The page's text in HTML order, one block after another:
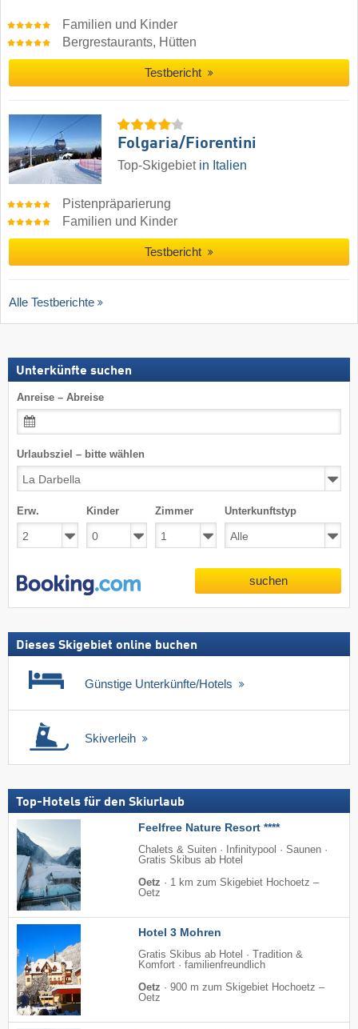
Familien und Kinder
Bergrestaurants, Hütten
Testbericht
Folgaria/​Fiorentini
Top-Skigebiet in Italien
Pistenpräparierung
Familien und Kinder
Testbericht
Alle Testberichte
Unterkünfte suchen
Anreise – Abreise
Urlaubsziel – bitte wählen
Erw. Kinder Zimmer Unterkunftstyp
suchen
Dieses Skigebiet online buchen
Günstige Unterkünfte/Hotels
Skiverleih
Top-Hotels für den Skiurlaub
Feelfree Nature Resort ****
Chalets & Suiten · Infinitypool · Saunen ·
Gratis Skibus ab Hotel
Oetz · 1 km zum Skigebiet Hochoetz –
Oetz
Hotel 3 Mohren
Gratis Skibus ab Hotel · Tradition &
Komfort · familienfreundlich
Oetz · 900 m zum Skigebiet Hochoetz –
Oetz